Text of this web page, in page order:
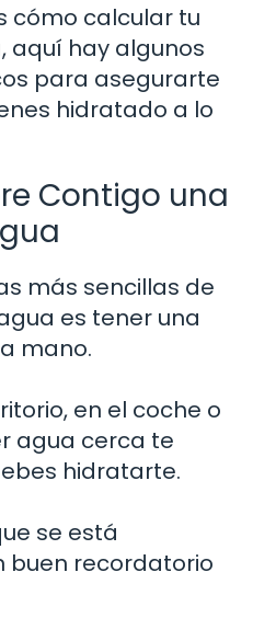
cómo calcular tu
aquí hay algunos
para asegurarte
hidratado a lo
Contigo una
más sencillas de
es tener una
mano.
en el coche o
agua cerca te
hidratarte.
se está
buen recordatorio